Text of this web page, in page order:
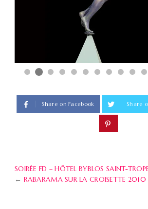
Share on Facebook Share
SOIRÉE FD – HÔTEL BYBLOS SAINT-
← RABARAMA SUR LA CROISETTE 2010